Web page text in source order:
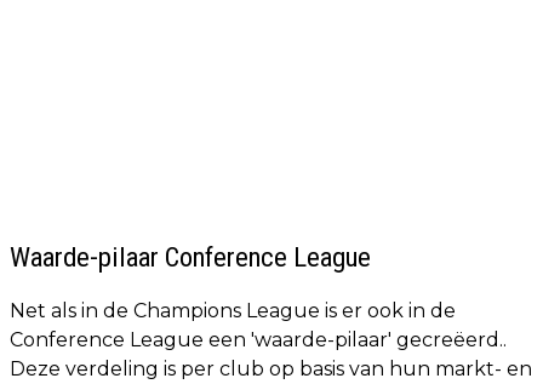
Waarde-pilaar Conference League
Net als in de Champions League is er ook in de
Conference League een 'waarde-pilaar' gecreëerd..
Deze verdeling is per club op basis van hun markt- en